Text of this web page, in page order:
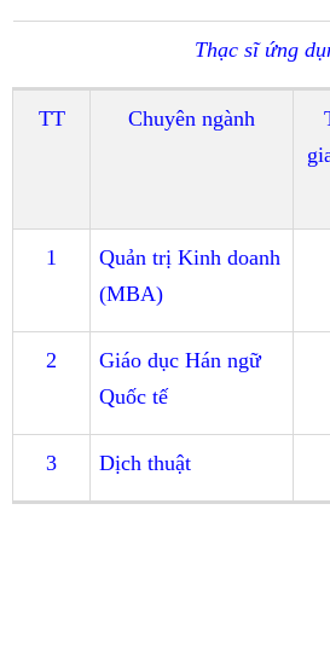
Thạc sĩ ứng
TT Chuyên ngành
1
Quản trị Kinh doanh
(MBA)
2
Giáo dục Hán ngữ
Quốc tế
3 Dịch thuật